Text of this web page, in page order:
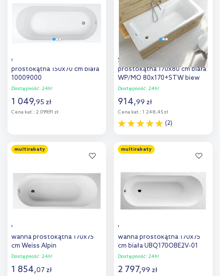
porównania porównania
Oltens Lykke wanna
prostokątna 150x70 cm biała
10009000
Dostępność: 24h!
1 049,95 zł
Cena kat.: 2 099,91 zł
Dodaj do
porównania
Sanplast Modesta wanna
prostokątna 170x80 cm biała
WP/MO 80x170+STW biew
610-340-0260-01-000
Dostępność: 24h!
914,99 zł
Cena kat.: 1 248,45 zł
(2)
Dodaj do
porównania
multirabaty
Villeroy & Boch O.Novo Solo
wanna prostokątna 170x75
cm Weiss Alpin
UBA170CAS2V-01
Dostępność: 24h!
1 854,07 zł
multirabaty
Villeroy & Boch Oberon
wanna prostokątna 170x75
cm biała UBQ170OBE2V-01
Dostępność: 24h!
2 797,99 zł